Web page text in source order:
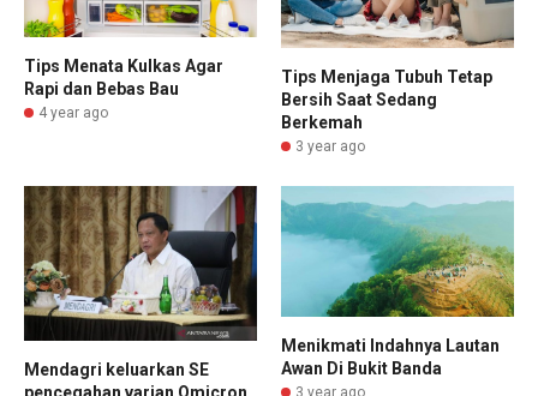
Tips Menata Kulkas Agar
Rapi dan Bebas Bau
4 year ago
Tips Menjaga Tubuh Tetap
Bersih Saat Sedang
Berkemah
3 year ago
Mendagri keluarkan SE
Menikmati Indahnya Lautan
Awan Di Bukit Banda
3 year ago